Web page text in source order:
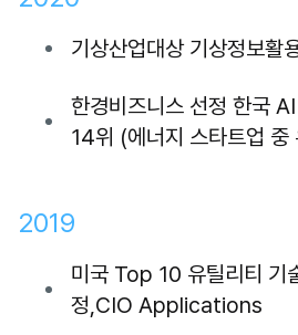
기상산업대상 기상정보활
한경비즈니스 선정 한국
14위 (에너지 스타트업 중
2019
미국 Top 10 유틸리티 기
정,CIO Applications